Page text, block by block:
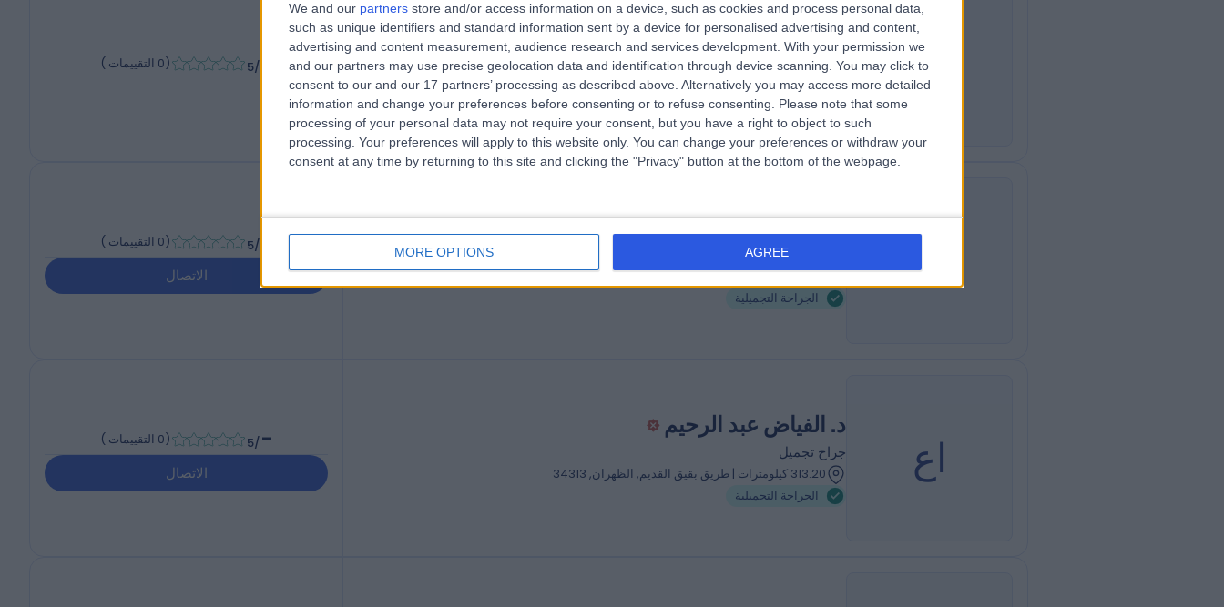
We and our partners store and/or access information on a device, such as cookies and process personal data,
such as unique identifiers and standard information sent by a device for personalised advertising and content,
advertising and content measurement, audience research and services development. With your permission we
and our partners may use precise geolocation data and identification through device scanning. You may click to
consent to our and our 17 partners’ processing as described above. Alternatively you may access more detailed
information and change your preferences before consenting or to refuse consenting.
Please note that some
processing of your personal data may not require your consent, but you have a right to object to such
processing. Your preferences will apply to this website only. You can change your preferences or withdraw your
consent at any time by returning to this site and clicking the "Privacy" button at the bottom of the webpage.
MORE OPTIONS AGREE
اع
د. السيد عبدالرازق
جراح تجميل
311.15 كيلومترات | طريق الملك فيصل, الخبر
الجراحة التجميلية
/5
(0 التقييمات )
خا جراح تجميل
313.20 كيلومترات | طريق بقيق القديم, الظهران, 34313
الجراحة التجميلية
/5
(0 التقييمات )
الاتصال
اع
د. الفياض عبد الرحيم
جراح تجميل
313.20 كيلومترات | طريق بقيق القديم, الظهران, 34313
الجراحة التجميلية
-
/5
(0 التقييمات )
الاتصال